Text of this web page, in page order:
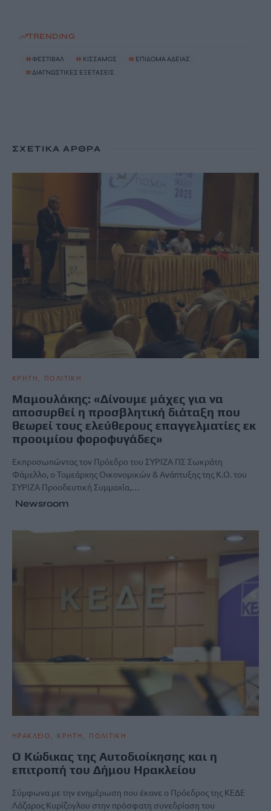
TRENDING
#ΦΕΣΤΙΒΑΛ # ΚΙΣΣΑΜΟΣ # ΕΠΙΔΟΜΑ ΑΔΕΙΑΣ
# ΔΙΑΓΝΩΣΤΙΚΕΣ ΕΞΕΤΑΣΕΙΣ
ΣΧΕΤΙΚΆ ΆΡΘΡΑ
ΚΡΗΤΗ ΠΟΛΙΤΙΚΗ
Μαμουλάκης: «Δίνουμε μάχες για να
αποσυρθεί η προσβλητική διάταξη που
θεωρεί τους ελεύθερους επαγγελματίες εκ
προοιμίου φοροφυγάδες»
Εκπροσωπώντας τον Πρόεδρο του ΣΥΡΙΖΑ ΠΣ Σωκράτη
Φάμελλο, ο Τομεάρχης Οικονομικών & Ανάπτυξης της Κ.Ο. του
ΣΥΡΙΖΑ Προοδευτική Συμμαχία,…
Newsroom
ΗΡΑΚΛΕΙΟ ΚΡΗΤΗ ΠΟΛΙΤΙΚΗ
O Κώδικας της Αυτοδιοίκησης και η
επιτροπή του Δήμου Ηρακλείου
Σύμφωνα με την ενημέρωση που έκανε ο Πρόεδρος της ΚΕΔΕ
Λάζαρος Κυρίζογλου στην πρόσφατη συνεδρίαση του